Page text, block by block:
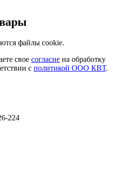
файлы cookie.
свое согласие на обработку
с политикой ООО КВТ.
224